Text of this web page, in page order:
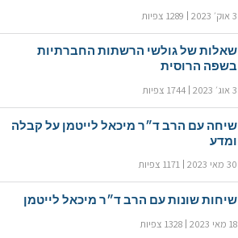
3 אוק׳ 2023 1289 צפיות
שאלות של גולשי הרשתות החברתיות
בשפה הרוסית
3 אוג׳ 2023 1744 צפיות
שיחה עם הרב ד״ר מיכאל לייטמן על קבלה
ומדע
30 מאי 2023 1171 צפיות
שיחות שונות עם הרב ד״ר מיכאל לייטמן
18 מאי 2023 1328 צפיות